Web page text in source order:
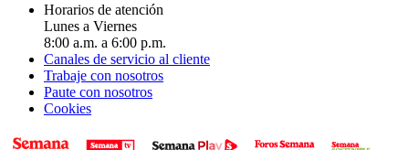
Horarios de atención
Lunes a Viernes
8:00 a.m. a 6:00 p.m.
Canales de servicio al cliente
Trabaje con nosotros
Paute con nosotros
Cookies